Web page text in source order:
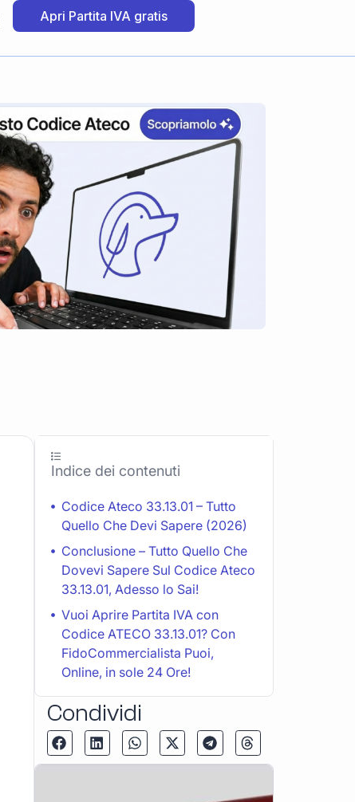
Apri Partita IVA gratis
Indice dei contenuti
Codice Ateco 33.13.01 – Tutto
Quello Che Devi Sapere (2026)
Conclusione – Tutto Quello Che
Dovevi Sapere Sul Codice Ateco
33.13.01, Adesso lo Sai!
Vuoi Aprire Partita IVA con
Codice ATECO 33.13.01? Con
FidoCommercialista Puoi,
Online, in sole 24 Ore!
Condividi